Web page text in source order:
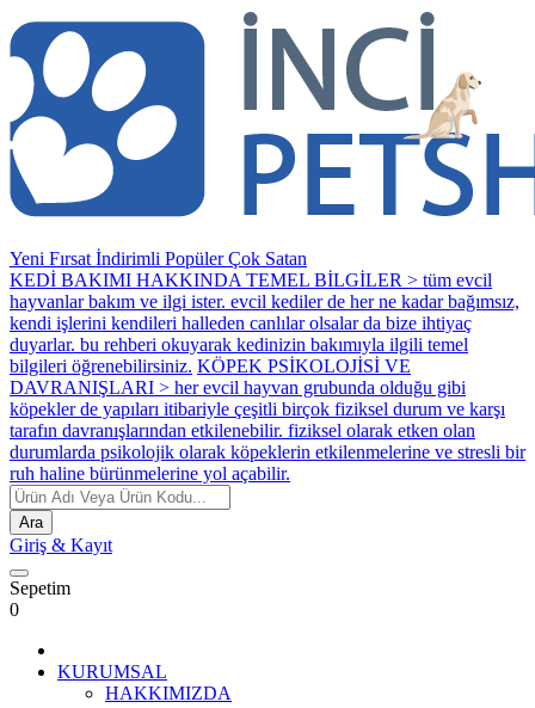
Yeni Fırsat İndirimli PopülerÇok Satan
KEDİ BAKIMI HAKKINDA TEMEL BİLGİLER > tüm evcil
hayvanlar bakım ve ilgi ister. evcil kediler de her ne kadar bağımsız,
kendi işlerini kendileri halleden canlılar olsalar da bize ihtiyaç
duyarlar. bu rehberi okuyarak kedinizin bakımıyla ilgili temel
bilgileri öğrenebilirsiniz. KÖPEK PSİKOLOJİSİ VE
DAVRANIŞLARI > her evcil hayvan grubunda olduğu gibi
köpekler de yapıları itibariyle çeşitli birçok fiziksel durum ve karşı
tarafın davranışlarından etkilenebilir. fiziksel olarak etken olan
durumlarda psikolojik olarak köpeklerin etkilenmelerine ve stresli bir
ruh haline bürünmelerine yol açabilir.
Ara
Giriş & Kayıt
Sepetim
0
KURUMSAL
HAKKIMIZDA